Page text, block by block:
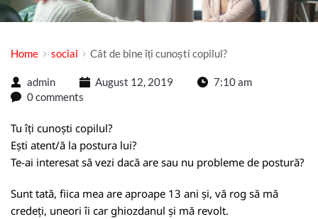
Home social Cât de bine îți cunoști copilul?
admin August 12, 2019
7:10 am
0 comments
Tu îți cunoști copilul?
Ești atent/ă la postura lui?
Te-ai interesat să vezi dacă are sau nu probleme de postură?
Sunt tată, fiica mea are aproape 13 ani și, vă rog să mă
credeți, uneori îi car ghiozdanul și mă revolt.